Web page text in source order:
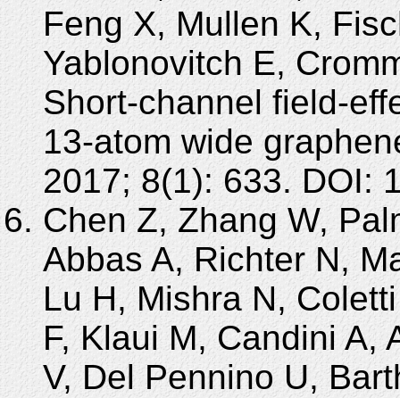
Feng X, Mullen K,
Yablonovitch E,
Short-channel field-
13-atom wide
2017; 8(1): 633. DOI:
Chen Z, Zhang W,
Abbas A, Richter N,
Lu H, Mishra N,
F, Klaui M, Candini A,
V, Del Pennino U,